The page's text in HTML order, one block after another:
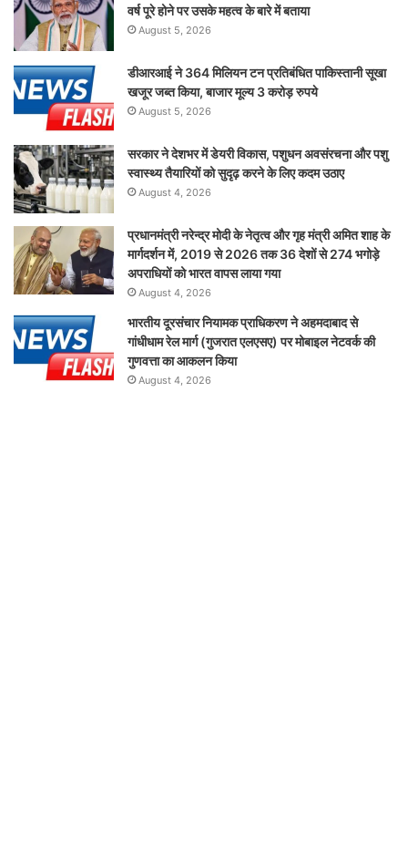
वर्ष पूरे होने पर उसके महत्व के बारे में बताया
August 5, 2026
डीआरआई ने 364 मिलियन टन प्रतिबंधित पाकिस्तानी सूखा
खजूर जब्त किया, बाजार मूल्य 3 करोड़ रुपये
August 5, 2026
सरकार ने देशभर में डेयरी विकास, पशुधन अवसंरचना और पशु
स्वास्थ्य तैयारियों को सुदृढ़ करने के लिए कदम उठाए
August 4, 2026
प्रधानमंत्री नरेन्द्र मोदी के नेतृत्व और गृह मंत्री अमित शाह के
मार्गदर्शन में, 2019 से 2026 तक 36 देशों से 274 भगोड़े
अपराधियों को भारत वापस लाया गया
August 4, 2026
भारतीय दूरसंचार नियामक प्राधिकरण ने अहमदाबाद से
गांधीधाम रेल मार्ग (गुजरात एलएसए) पर मोबाइल नेटवर्क की
गुणवत्ता का आकलन किया
August 4, 2026